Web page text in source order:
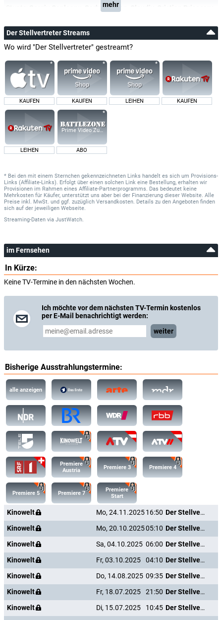
Sarbu Marian
mehr
Der Stellvertreter Streams
Wo wird "Der Stellvertreter" gestreamt?
KAUFEN KAUFEN LEIHEN KAUFEN
LEIHEN
Prime Video Zusatz-Kanäle
ABO
* Bei den mit einem Sternchen gekennzeichneten Links handelt es sich um Provisions-
Links (Affiliate-Links). Erfolgt über einen solchen Link eine Bestellung, erhalten wir
Provisionen im Rahmen eines Affiliate-Partnerprogramms. Das bedeutet keine
Mehrkosten für Käufer, unterstützt uns aber bei der Finanzierung dieser Website. Alle
Preise inkl. MwSt. und ggf. zuzüglich Versandkosten. Details zu den Angeboten finden
sich auf der jeweiligen Webseite.
Streaming-Daten via JustWatch.
im Fernsehen
In Kürze:
Keine TV-Termine in den nächsten Wochen.
Ich möchte vor dem nächsten TV-Termin kostenlos
per E-Mail benachrichtigt werden:
weiter
Bisherige Ausstrahlungstermine:
alle anzeigen
Premiere
Austria
Premiere 3 Premiere 4
Premiere 5 Premiere 7
Premiere
Start
Kinowelt Mo, 24.11.202516:50
Der Stellvertreter
Kinowelt
Mo, 20.10.202505:10
Der Stellvertreter
Kinowelt
Sa, 04.10.2025 06:00
Der Stellvertreter
Kinowelt
Fr, 03.10.2025 04:10
Der Stellvertreter
Kinowelt
Do, 14.08.2025 09:35
Der Stellvertreter
Kinowelt
Fr, 18.07.2025 21:50
Der Stellvertreter
Kinowelt
Di, 15.07.2025 10:45
Der Stellvertreter